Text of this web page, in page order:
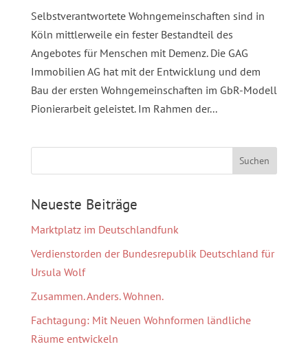
Selbstverantwortete Wohngemeinschaften sind in
Köln mittlerweile ein fester Bestandteil des
Angebotes für Menschen mit Demenz. Die GAG
Immobilien AG hat mit der Entwicklung und dem
Bau der ersten Wohngemeinschaften im GbR-Modell
Pionierarbeit geleistet. Im Rahmen der...
Neueste Beiträge
Marktplatz im Deutschlandfunk
Verdienstorden der Bundesrepublik Deutschland für
Ursula Wolf
Zusammen. Anders. Wohnen.
Fachtagung: Mit Neuen Wohnformen ländliche
Räume entwickeln